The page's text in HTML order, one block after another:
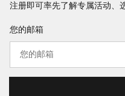
注册即可率先了解专属活动、
您的邮箱